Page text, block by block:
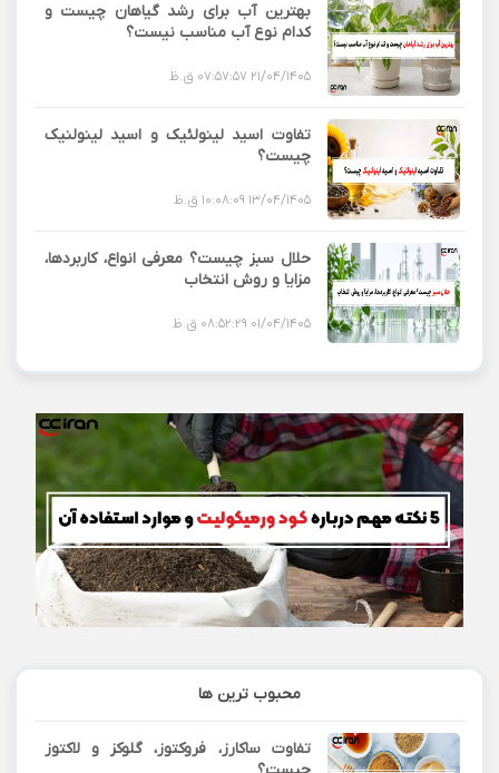
بهترین آب برای رشد گیاهان چیست و
کدام نوع آب مناسب نیست؟
21/04/1405 07:57:57 ق.ظ
تفاوت اسید لینولئیک و اسید لینولنیک
چیست؟
13/04/1405 10:08:09 ق.ظ
حلال سبز چیست؟ معرفی انواع، کاربردها،
مزایا و روش انتخاب
01/04/1405 08:52:29 ق.ظ
محبوب ترین ها
تفاوت ساکارز، فروکتوز، گلوکز و لاکتوز